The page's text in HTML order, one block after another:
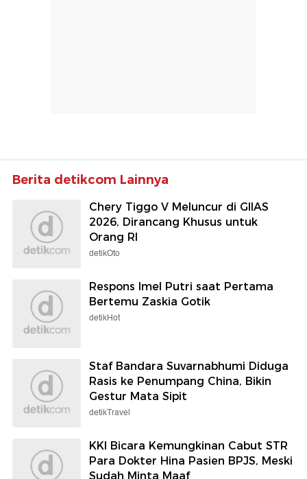
Berita detikcom Lainnya
Chery Tiggo V Meluncur di GIIAS
2026, Dirancang Khusus untuk
Orang RI
detikOto
Respons Imel Putri saat Pertama
Bertemu Zaskia Gotik
detikHot
Staf Bandara Suvarnabhumi Diduga
Rasis ke Penumpang China, Bikin
Gestur Mata Sipit
detikTravel
KKI Bicara Kemungkinan Cabut STR
Para Dokter Hina Pasien BPJS, Meski
Sudah Minta Maaf